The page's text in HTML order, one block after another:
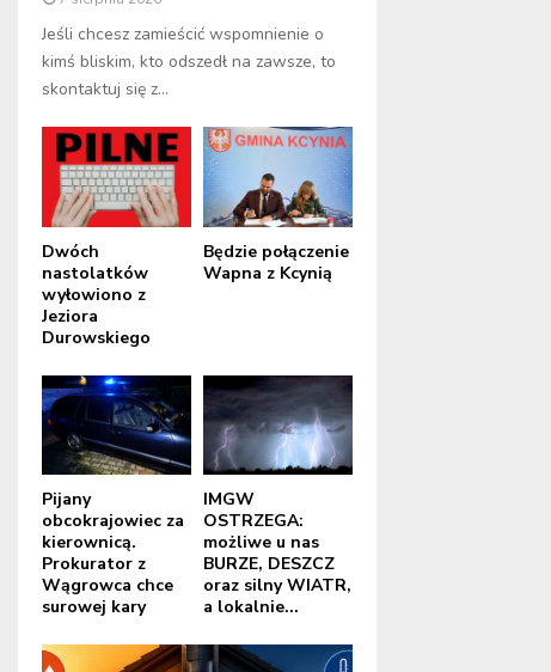
Jeśli chcesz zamieścić wspomnienie o
kimś bliskim, kto odszedł na zawsze, to
skontaktuj się z...
Dwóch
nastolatków
wyłowiono z
Jeziora
Durowskiego
Będzie połączenie
Wapna z Kcynią
Pijany
obcokrajowiec za
kierownicą.
Prokurator z
Wągrowca chce
surowej kary
IMGW
OSTRZEGA:
możliwe u nas
BURZE, DESZCZ
oraz silny WIATR,
a lokalnie...